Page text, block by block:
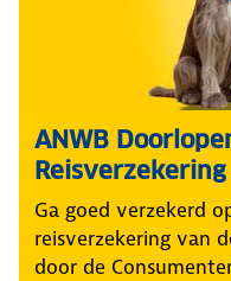
ANWB
Reisverzekering
Ga goed verzekerd
reisverzekering van
door de